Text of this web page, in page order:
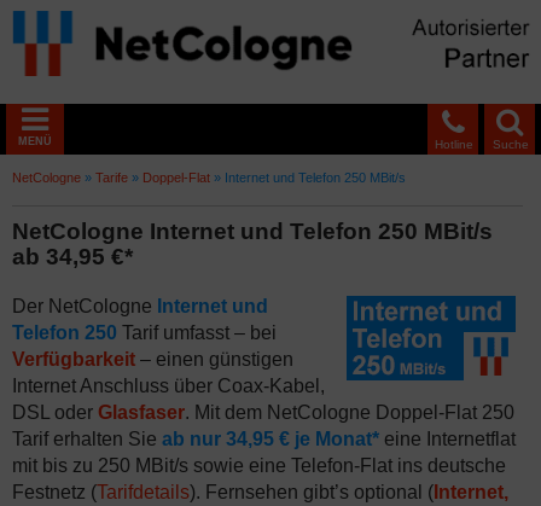
Suche
Hotline
MENÜ
NetCologne » Tarife » Doppel-Flat » Internet und Telefon 250 MBit/s
NetCologne Internet und Telefon 250 MBit/s
ab 34,95 €*
Der NetCologne Internet und
Telefon 250 Tarif umfasst – bei
Verfügbarkeit – einen günstigen
Internet Anschluss über Coax-Kabel,
DSL oder Glasfaser. Mit dem NetCologne Doppel-Flat 250
Tarif erhalten Sie ab nur 34,95 € je Monat* eine Internetflat
mit bis zu 250 MBit/s sowie eine Telefon-Flat ins deutsche
Festnetz (Tarifdetails). Fernsehen gibt’s optional ( Internet,